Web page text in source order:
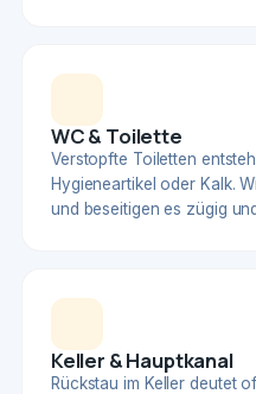
WC & Toilette
Verstopfte Toiletten
Hygieneartikel oder Kalk.
und beseitigen es zügig
Keller & Hauptkanal
Rückstau im Keller deutet